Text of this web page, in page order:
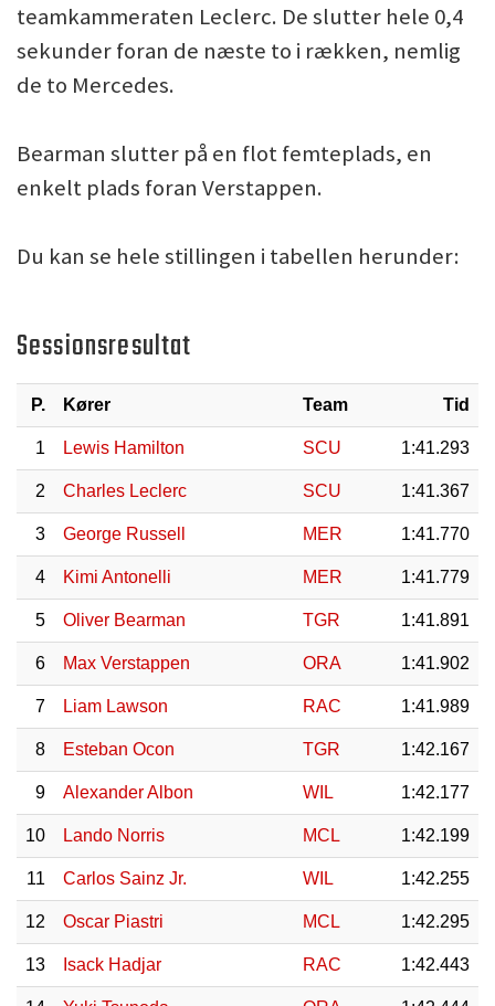
teamkammeraten Leclerc. De slutter hele 0,4
sekunder foran de næste to i rækken, nemlig
de to Mercedes.
Bearman slutter på en flot femteplads, en
enkelt plads foran Verstappen.
Du kan se hele stillingen i tabellen herunder:
Sessionsresultat
P. Kører Team Tid
1 Lewis Hamilton SCU 1:41.293
2 Charles Leclerc SCU 1:41.367
3 George Russell MER 1:41.770
4 Kimi Antonelli MER 1:41.779
5 Oliver Bearman TGR 1:41.891
6 Max Verstappen ORA 1:41.902
7 Liam Lawson RAC 1:41.989
8 Esteban Ocon TGR 1:42.167
9 Alexander Albon WIL 1:42.177
10 Lando Norris MCL 1:42.199
11 Carlos Sainz Jr. WIL 1:42.255
12 Oscar Piastri MCL 1:42.295
13 Isack Hadjar RAC 1:42.443